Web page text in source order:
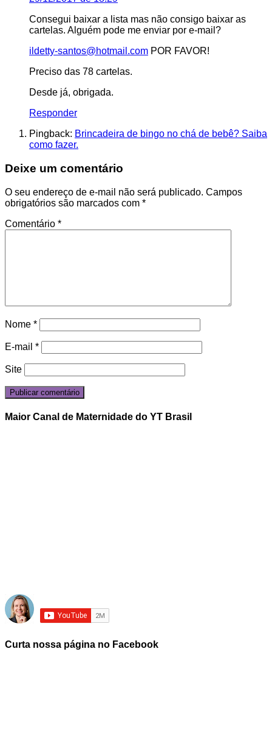
Consegui baixar a lista mas não consigo baixar as
cartelas. Alguém pode me enviar por e-mail?
ildetty-santos@hotmail.com POR FAVOR!
Preciso das 78 cartelas.
Desde já, obrigada.
Responder
Pingback: Brincadeira de bingo no chá de bebê? Saiba
como fazer.
Deixe um comentário
O seu endereço de e-mail não será publicado. Campos
obrigatórios são marcados com *
Comentário *
Nome *
E-mail *
Site
Maior Canal de Maternidade do YT Brasil
Curta nossa página no Facebook